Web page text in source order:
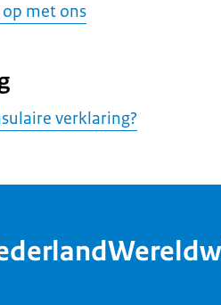
met ons
verklaring?